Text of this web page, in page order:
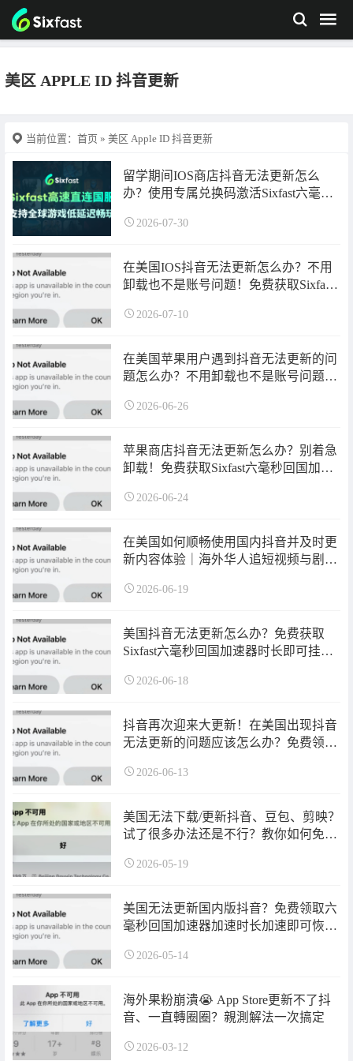
美区 APPLE ID 抖音更新
当前位置： 首页 » 美区 Apple ID 抖音更新
留学期间IOS商店抖音无法更新怎么
办？使用专属兑换码激活Sixfast六毫秒
2026-07-30
在美国IOS抖音无法更新怎么办？不用
卸载也不是账号问题！免费获取Sixfast
更新！
2026-07-10
在美国苹果用户遇到抖音无法更新的问
题怎么办？不用卸载也不是账号问题！
上加速恢复正常更新！
2026-06-26
苹果商店抖音无法更新怎么办？别着急
卸载！免费获取Sixfast六毫秒回国加速
2026-06-24
在美国如何顺畅使用国内抖音并及时更
新内容体验｜海外华人追短视频与剧集
2026-06-19
美国抖音无法更新怎么办？免费获取
Sixfast六毫秒回国加速器时长即可挂上
2026-06-18
抖音再次迎来大更新！在美国出现抖音
无法更新的问题应该怎么办？免费领取
复正常更新！
2026-06-13
美国无法下载/更新抖音、豆包、剪映？
试了很多办法还是不行？教你如何免费
2026-05-19
美国无法更新国内版抖音？免费领取六
毫秒回国加速器加速时长加速即可恢复
2026-05-14
海外果粉崩潰😭 App Store更新不了抖
音、一直轉圈圈？親測解法一次搞定
2026-03-12